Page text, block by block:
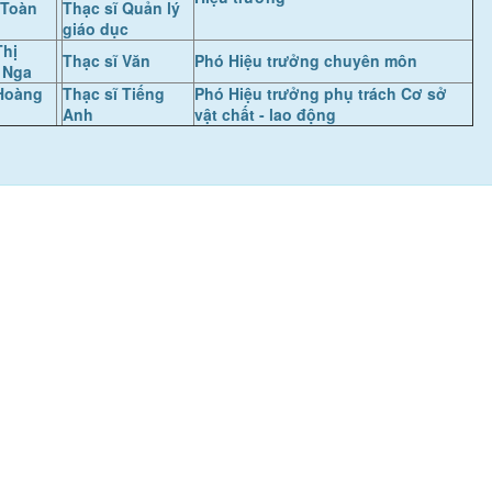
Thạc sĩ Quản lý
giáo dục
Thạc sĩ Văn
Phó Hiệu trưởng chuyên môn
Thạc sĩ Tiếng
Anh
Phó Hiệu trưởng phụ trách Cơ sở
vật chất - lao động